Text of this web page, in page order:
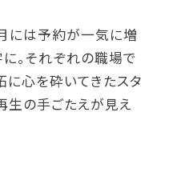
には予約が一気に増
。それぞれの職場で
心を砕いてきたスタ
生の手ごたえが見え